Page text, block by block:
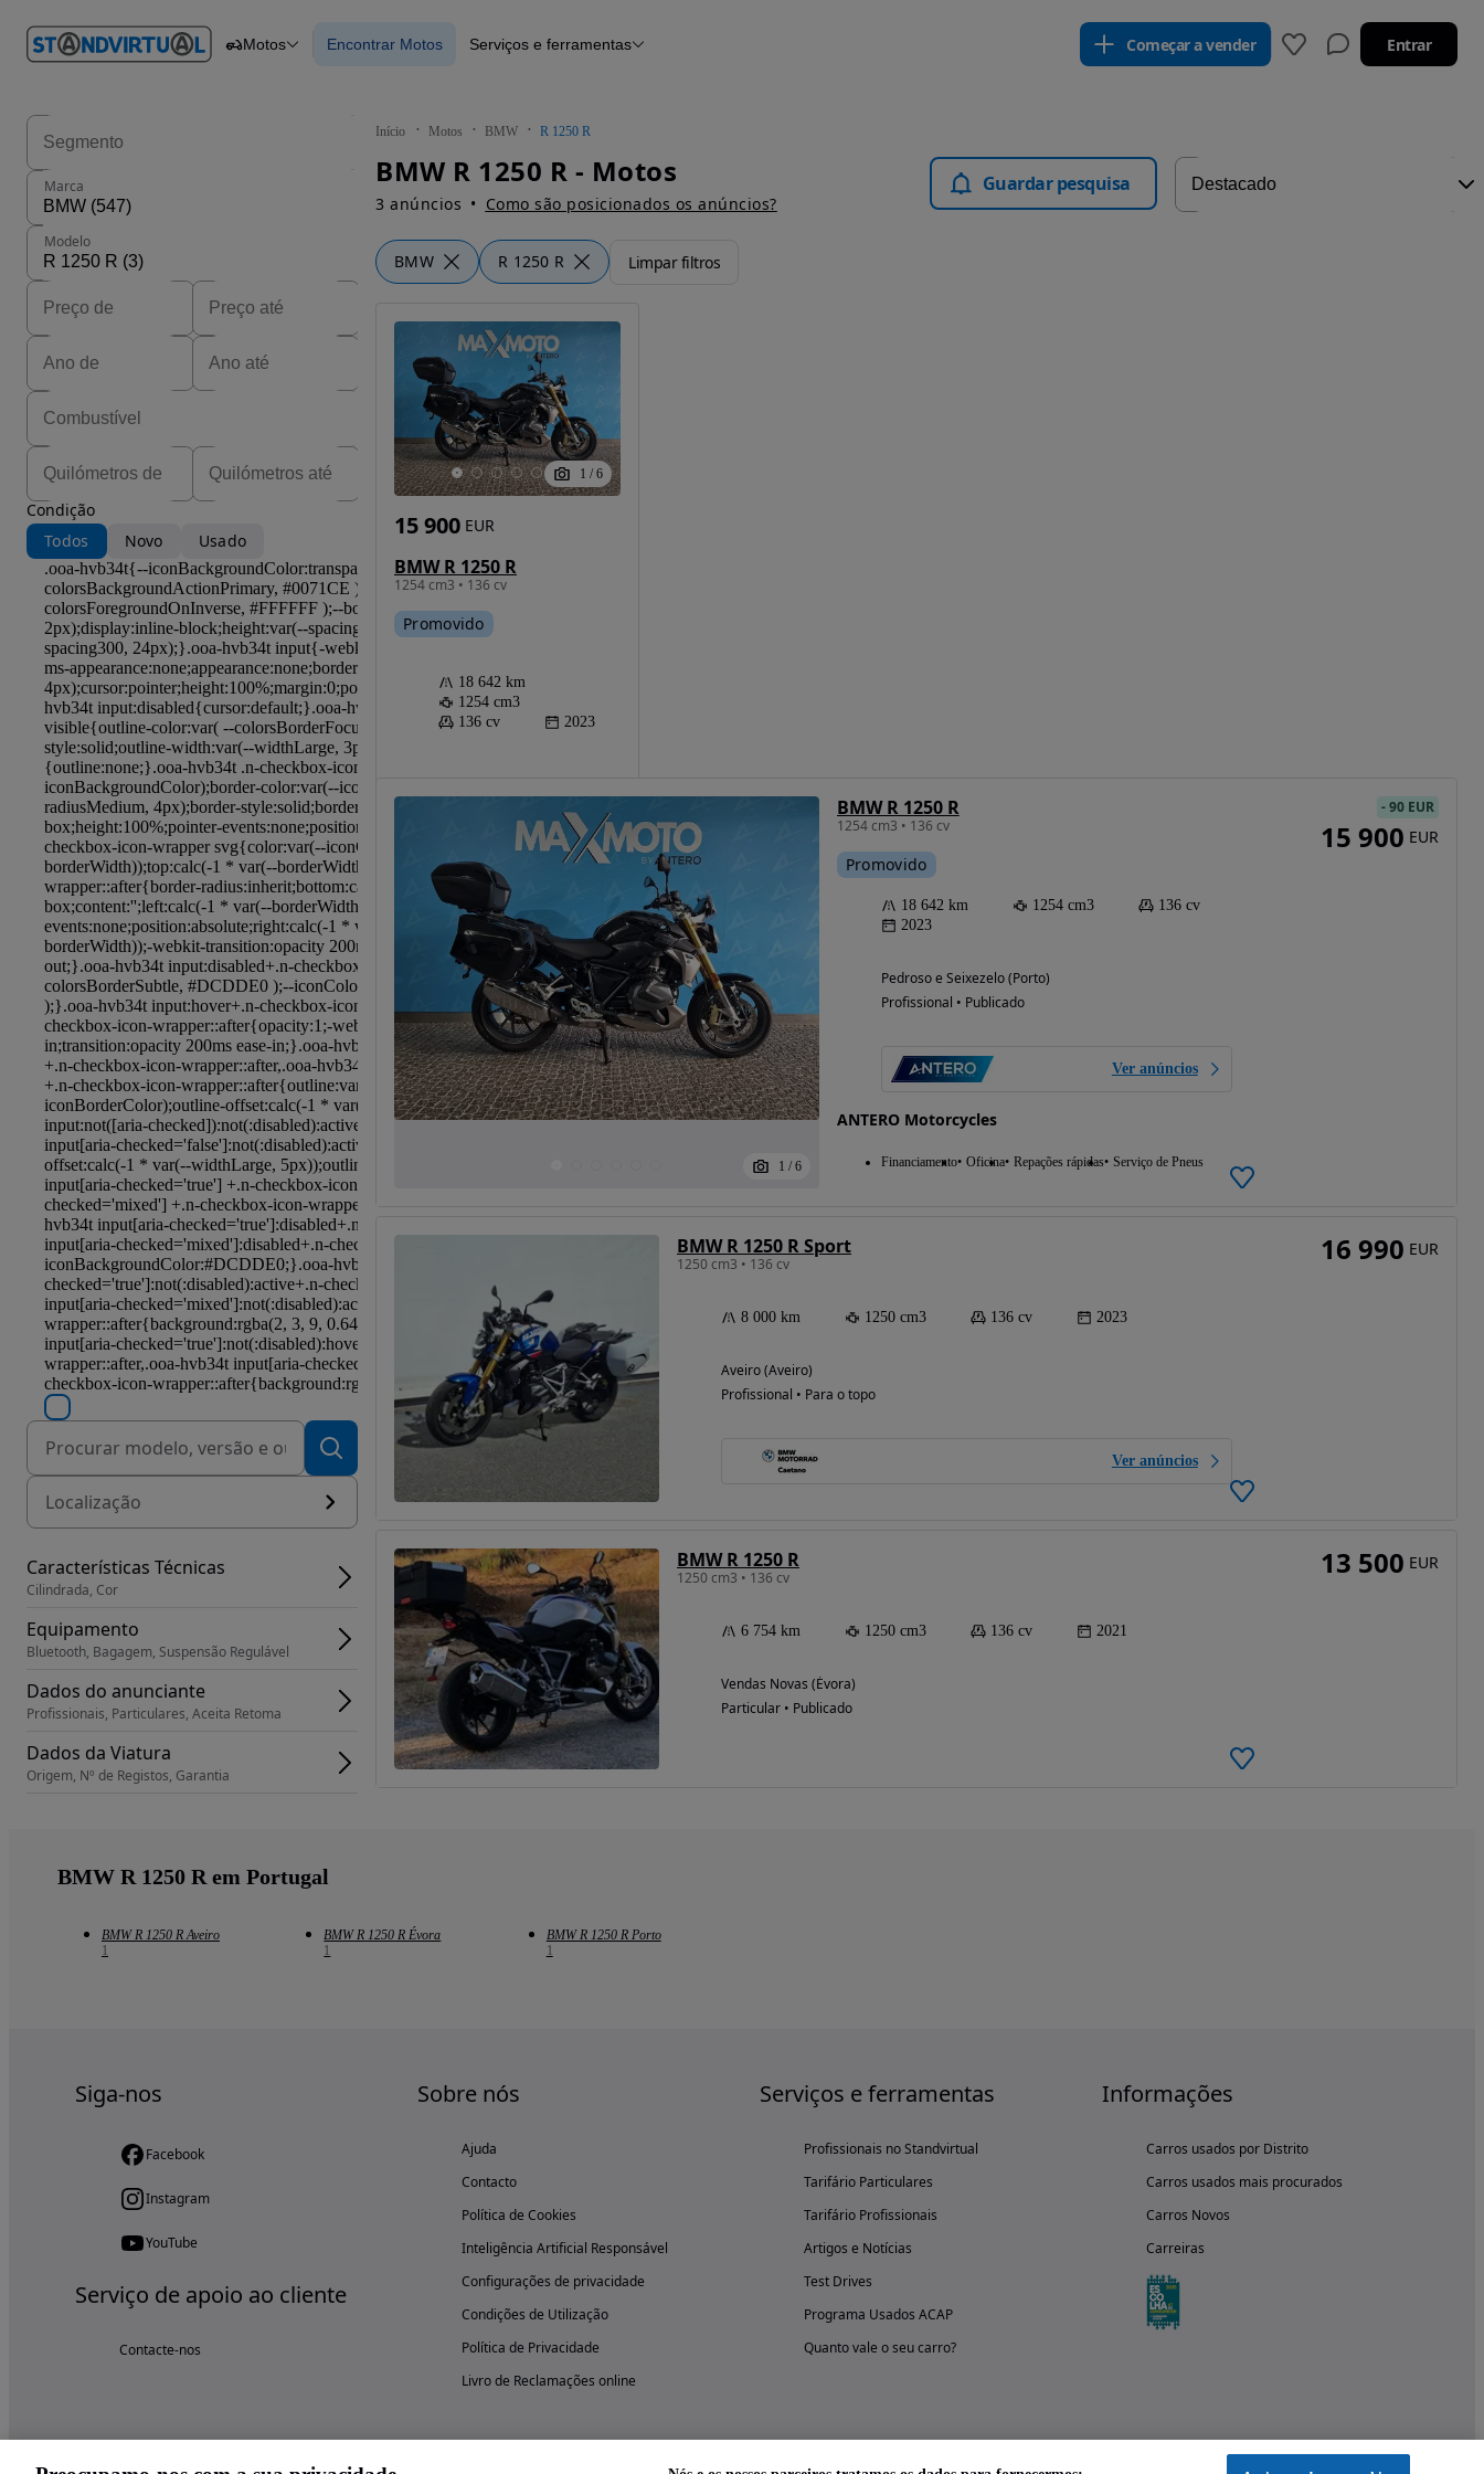
em
Carros Carros
Motos Encontrar Motos Serviços e ferramentas Começar a vender Entrar
Início Motos BMW R 1250 R
BMW R 1250 R - Motos
3 anúncios Como são posicionados os anúncios?
Guardar pesquisa
BMW R 1250 R Limpar filtros
Marca
Modelo
Condição
Todos
Novo Usado
Possibilidade de
Localização
Características Técnicas
Cilindrada, Cor
Equipamento
Bluetooth, Bagagem, Suspensão Regulável
Dados do anunciante
Profissionais, Particulares, Aceita Retoma
Dados da Viatura
Origem, Nº de Registos, Garantia
1 / 6
BMW R 1250 R
1254 cm3 • 136 cv
15 900 EUR
Promovido
18 642 km
1254 cm3
136 cv
2023
1 / 6
BMW R 1250 R
1254 cm3 • 136 cv
Promovido
18 642 km 1254 cm3
136 cv
2023
Pedroso e Seixezelo (Porto)
Profissional • Publicado
Ver anúncios
ANTERO Motorcycles
Financiamento Oficina Repações rápidas Serviço de Pneus
-90 EUR
15 900 EUR
BMW R 1250 R Sport
1250 cm3 • 136 cv
8 000 km 1250 cm3 136 cv 2023
Aveiro (Aveiro)
Profissional • Para o topo
Ver anúncios
16 990 EUR
BMW R 1250 R
1250 cm3 • 136 cv
6 754 km 1250 cm3 136 cv 2021
Vendas Novas (Évora)
Particular • Publicado
13 500 EUR
BMW R 1250 R em Portugal
BMW R 1250 R Aveiro
1
BMW R 1250 R Évora
1
BMW R 1250 R Porto
1
Siga-nos
Facebook
Instagram
YouTube
Serviço de apoio ao cliente
Contacte-nos
Sobre nós
Ajuda
Contacto
Política de Cookies
Inteligência Artificial Responsável
Configurações de privacidade
Condições de Utilização
Política de Privacidade
Livro de Reclamações online
Serviços e ferramentas
Profissionais no Standvirtual
Tarifário Particulares
Tarifário Profissionais
Artigos e Notícias
Test Drives
Programa Usados ACAP
Quanto vale o seu carro?
Informações
Carros usados por Distrito
Carros usados mais procurados
Carros Novos
Carreiras